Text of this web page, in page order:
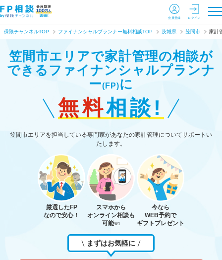
会員登録 ログイン
保険チャンネルTOP ファイナンシャルプランナー無料相談TOP 茨城県 笠間市 家計
笠間市エリアで家計管理の相談が
できる ファイナンシャルプランナ
ー(FP)に
無料相談!
笠間市エリアを担当している専門家があなたの家計管理についてサポートい
たします。
厳選したFP
なので安心！
スマホから
オンライン相談も
可能※1
今なら
WEB予約で
ギフトプレゼント
まずはお気軽に